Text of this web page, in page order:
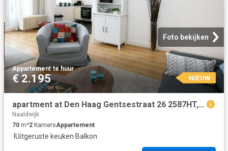
Foto bekijken
Appartement·te huur
€ 2.195 NIEUW
apartment at Den Haag Gentsestraat 26 2587HT, Netherlands
Naaldwijk
70 m²2 KamersAppartement
·IUitgeruste keuken·Balkon